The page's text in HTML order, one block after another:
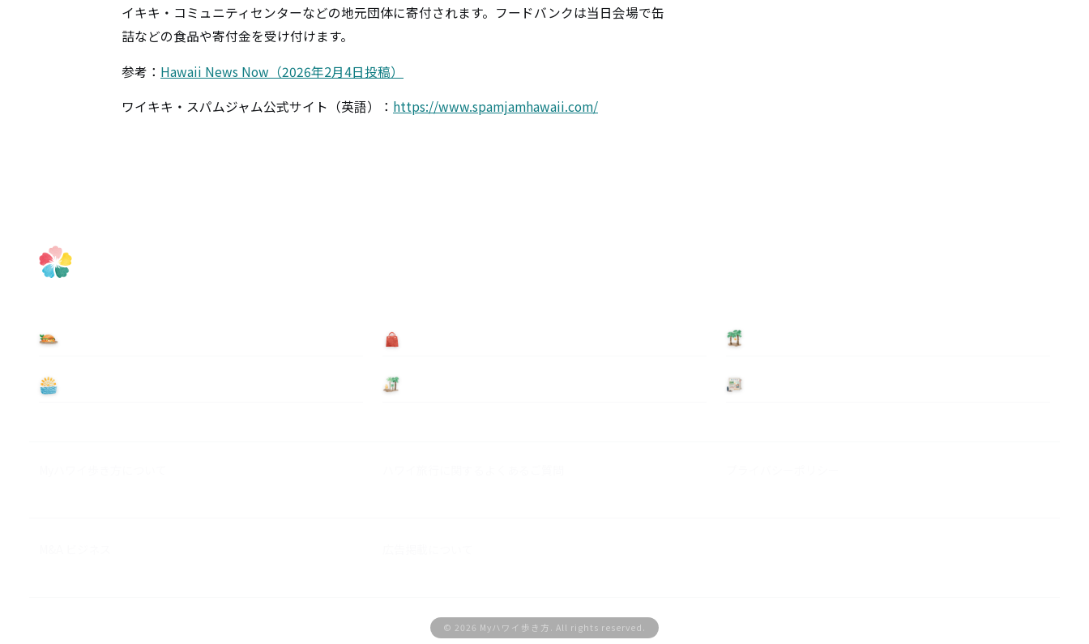
イキキ・コミュニティセンターなどの地元団体に寄付されます。フードバンクは当日会場で缶
詰などの食品や寄付金を受け付けます。
参考： Hawaii News Now（2026年2月4日投稿）
ワイキキ・スパムジャム公式サイト（英語）： https://www.spamjamhawaii.com/
© 2026 Myハワイ歩き方. All rights reserved.